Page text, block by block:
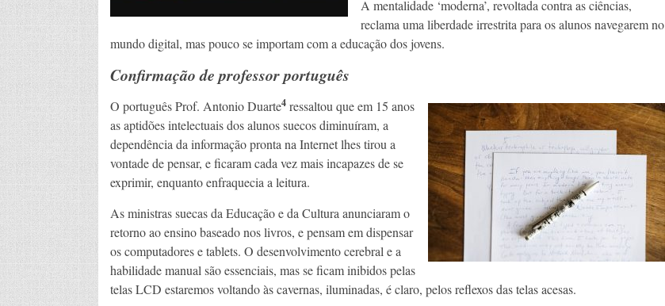
A mentalidade ‘moderna’, revoltada contra as ciências,
reclama uma liberdade irrestrita para os alunos navegarem no
mundo digital, mas pouco se importam com a educação dos jovens.
Confirmação de professor português
O português Prof. Antonio Duarte4ressaltou que em 15 anos
as aptidões intelectuais dos alunos suecos diminuíram, a
dependência da informação pronta na Internet lhes tirou a
vontade de pensar, e ficaram cada vez mais incapazes de se
exprimir, enquanto enfraquecia a leitura.
As ministras suecas da Educação e da Cultura anunciaram o
retorno ao ensino baseado nos livros, e pensam em dispensar
os computadores e tablets. O desenvolvimento cerebral e a
habilidade manual são essenciais, mas se ficam inibidos pelas
telas LCD estaremos voltando às cavernas, iluminadas, é claro, pelos reflexos das telas acesas.